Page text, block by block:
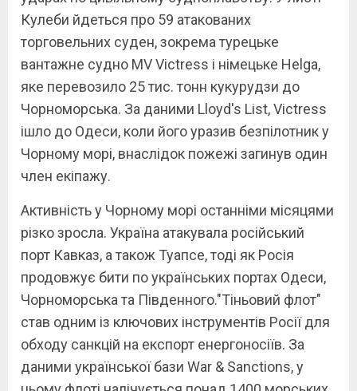
Кулеби йдеться про 59 атакованих
торговельних суден, зокрема турецьке
вантажне судно MV Victress і німецьке Helga,
яке перевозило 25 тис. тонн кукурудзи до
Чорноморська. За даними Lloyd's List, Victress
ішло до Одеси, коли його уразив безпілотник у
Чорному морі, внаслідок пожежі загинув один
член екіпажу.
Активність у Чорному морі останніми місяцями
різко зросла. Україна атакувала російський
порт Кавказ, а також Туапсе, тоді як Росія
продовжує бити по українських портах Одеси,
Чорноморська та Південного."Тіньовий флот"
став одним із ключових інструментів Росії для
обходу санкцій на експорт енергоносіїв. За
даними української бази War & Sanctions, у